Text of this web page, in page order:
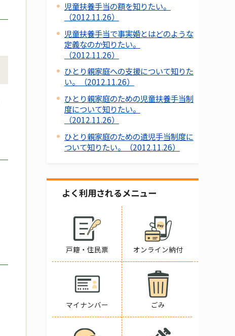
児童扶養手当の額を知りたい。
（2012.11.26）
児童扶養手当で事実婚とはどのような
定義なのか知りたい。
（2012.11.26）
ひとり親家庭への支援について知りた
い。（2012.11.26）
ひとり親家庭のための児童扶養手当制
度について知りたい。
（2012.11.26）
ひとり親家庭のための遺児手当制度に
ついて知りたい。（2012.11.26）
よく利用されるメニュー
戸籍・住民票 オンライン納付
マイナンバー ごみ